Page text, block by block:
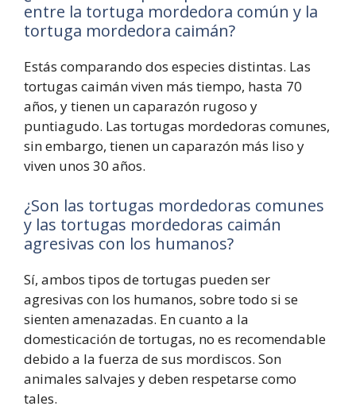
entre la tortuga mordedora común y la
tortuga mordedora caimán?
Estás comparando dos especies distintas. Las
tortugas caimán viven más tiempo, hasta 70
años, y tienen un caparazón rugoso y
puntiagudo. Las tortugas mordedoras comunes,
sin embargo, tienen un caparazón más liso y
viven unos 30 años.
¿Son las tortugas mordedoras comunes
y las tortugas mordedoras caimán
agresivas con los humanos?
Sí, ambos tipos de tortugas pueden ser
agresivas con los humanos, sobre todo si se
sienten amenazadas. En cuanto a la
domesticación de tortugas, no es recomendable
debido a la fuerza de sus mordiscos. Son
animales salvajes y deben respetarse como
tales.